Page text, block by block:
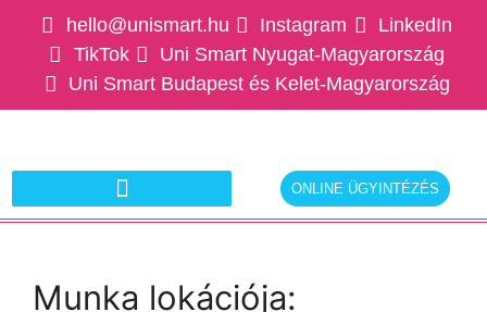
hello@unismart.hu Instagram
LinkedIn
TikTok
Uni Smart Nyugat-Magyarország
Uni Smart Budapest és Kelet-Magyarország
ONLINE ÜGYINTÉZÉS
Munka lokációja: